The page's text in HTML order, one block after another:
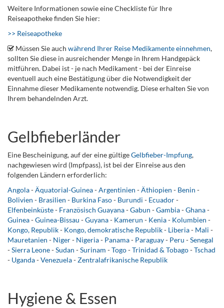
Weitere Informationen sowie eine Checkliste für Ihre
Reiseapotheke finden Sie hier:
>> Reiseapotheke
Müssen Sie auch während Ihrer Reise Medikamente einnehmen,
sollten Sie diese in ausreichender Menge in Ihrem Handgepäck
mitführen. Dabei ist - je nach Medikament - bei der Einreise
eventuell auch eine Bestätigung über die Notwendigkeit der
Einnahme dieser Medikamente notwendig. Diese erhalten Sie von
Ihrem behandelnden Arzt.
Gelbfieberländer
Eine Bescheinigung, auf der eine gültigeGelbfieber-Impfung,
nachgewiesen wird (Impfpass), ist bei der Einreise aus den
folgenden Ländern erforderlich:
Angola-Äquatorial-Guinea-Argentinien -Äthiopien - Benin -
Bolivien - Brasilien - Burkina Faso- Burundi - Ecuador-
Elfenbeinküste- Französisch Guayana-Gabun -Gambia-Ghana-
Guinea-Guinea-Bissau -Guyana- Kamerun - Kenia- Kolumbien -
Kongo, Republik- Kongo, demokratische Republik- Liberia- Mali -
Mauretanien - Niger- Nigeria- Panama- Paraguay- Peru -Senegal
-Sierra Leone-Sudan -Surinam -Togo-Trinidad & Tobago-Tschad
- Uganda-Venezuela-Zentralafrikanische Republik
Hygiene & Essen